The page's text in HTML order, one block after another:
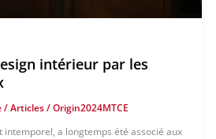
intérieur par les
/Articles/Origin2024MTCE
intemporel, a longtemps été associé aux